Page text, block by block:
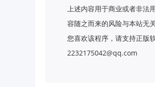
上述内容用于商业或者非法
容随之而来的风险与本站无
您喜欢该程序，请支持正版
2232175042@qq.com